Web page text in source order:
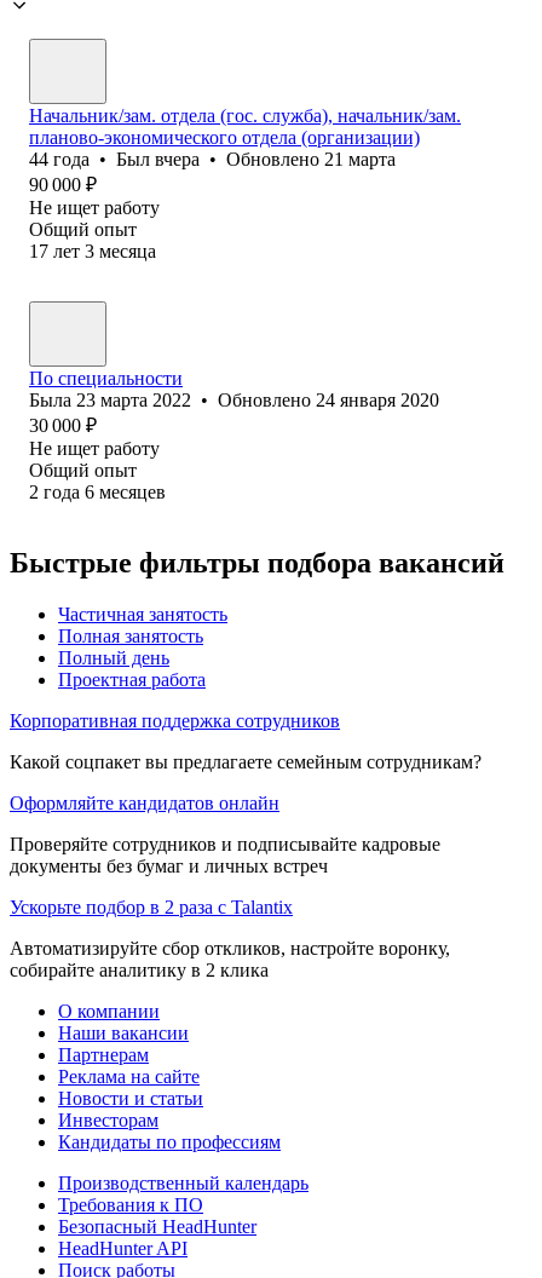
Начальник/зам. отдела (гос. служба), начальник/зам.
планово-экономического отдела (организации)
44 года • Был вчера • Обновлено 21 марта
90 000 ₽
Не ищет работу
Общий опыт
17 лет 3 месяца
По специальности
Была 23 марта 2022 • Обновлено 24 января 2020
30 000 ₽
Не ищет работу
Общий опыт
2 года 6 месяцев
Быстрые фильтры подбора вакансий
Частичная занятость
Полная занятость
Полный день
Проектная работа
Корпоративная поддержка сотрудников
Какой соцпакет вы предлагаете семейным сотрудникам?
Оформляйте кандидатов онлайн
Проверяйте сотрудников и подписывайте кадровые
документы без бумаг и личных встреч
Ускорьте подбор в 2 раза с Talantix
Автоматизируйте сбор откликов, настройте воронку,
собирайте аналитику в 2 клика
О компании
Наши вакансии
Партнерам
Реклама на сайте
Новости и статьи
Инвесторам
Кандидаты по профессиям
Производственный календарь
Требования к ПО
Безопасный HeadHunter
HeadHunter API
Поиск работы